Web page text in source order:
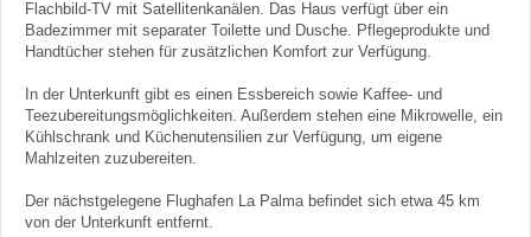
Flachbild-TV mit Satellitenkanälen. Das Haus verfügt über ein
Badezimmer mit separater Toilette und Dusche. Pflegeprodukte und
Handtücher stehen für zusätzlichen Komfort zur Verfügung.
In der Unterkunft gibt es einen Essbereich sowie Kaffee- und
Teezubereitungsmöglichkeiten. Außerdem stehen eine Mikrowelle, ein
Kühlschrank und Küchenutensilien zur Verfügung, um eigene
Mahlzeiten zuzubereiten.
Der nächstgelegene Flughafen La Palma befindet sich etwa 45 km
von der Unterkunft entfernt.